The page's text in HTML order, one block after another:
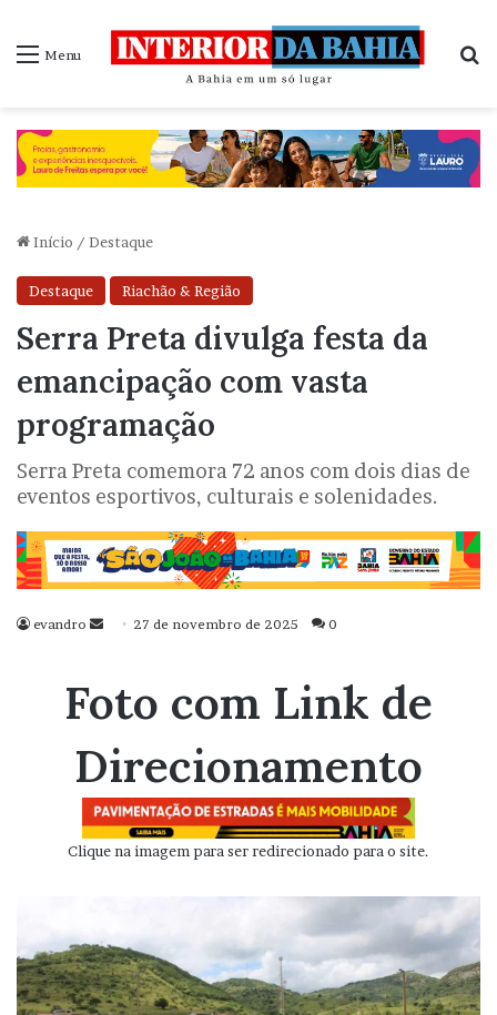
Menu
Início / Destaque
Destaque Riachão & Região
Serra Preta divulga festa da
emancipação com vasta
programação
Serra Preta comemora 72 anos com dois dias de
eventos esportivos, culturais e solenidades.
evandro
Mande
mail
27 de novembro de 2025 0
Foto com Link de
Direcionamento
Clique na imagem para ser redirecionado para o site.